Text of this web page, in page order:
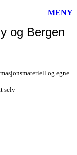
MENY
og Bergen
og egne
selv